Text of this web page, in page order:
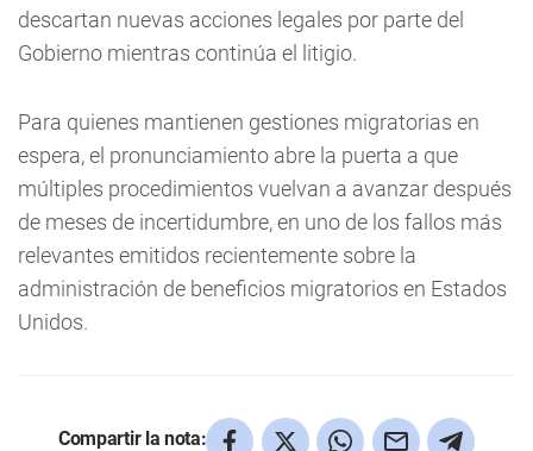
descartan nuevas acciones legales por parte del
Gobierno mientras continúa el litigio.
Para quienes mantienen gestiones migratorias en
espera, el pronunciamiento abre la puerta a que
múltiples procedimientos vuelvan a avanzar después
de meses de incertidumbre, en uno de los fallos más
relevantes emitidos recientemente sobre la
administración de beneficios migratorios en Estados
Unidos.
Compartir la nota: